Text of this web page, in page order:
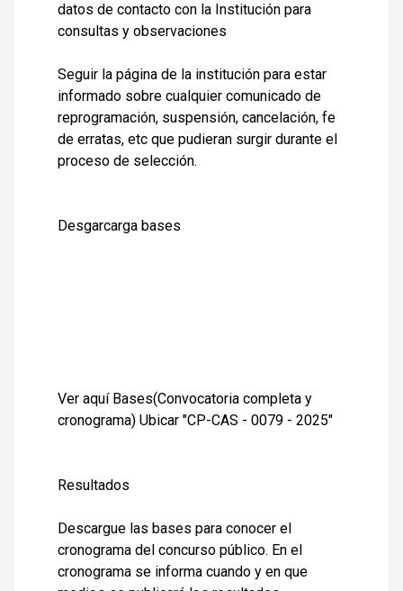
datos de contacto con la Institución para
consultas y observaciones
Seguir la página de la institución para estar
informado sobre cualquier comunicado de
reprogramación, suspensión, cancelación, fe
de erratas, etc que pudieran surgir durante el
proceso de selección.
Desgarcarga bases
Ver aquí Bases(Convocatoria completa y
cronograma) Ubicar "CP-CAS - 0079 - 2025"
Resultados
Descargue las bases para conocer el
cronograma del concurso público. En el
cronograma se informa cuando y en que